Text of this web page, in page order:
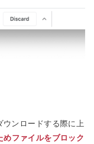
ンロードする際に上
ファイルをブロック